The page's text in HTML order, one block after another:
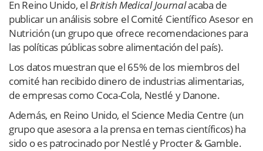
En Reino Unido, elBritish Medical Journalacaba de
publicar un análisis sobre el Comité Científico Asesor en
Nutrición (un grupo que ofrece recomendaciones para
las políticas públicas sobre alimentación del país).
Los datos muestran que el 65% de los miembros del
comité han recibido dinero de industrias alimentarias,
de empresas como Coca-Cola, Nestlé y Danone.
Además, en Reino Unido, el Science Media Centre (un
grupo que asesora a la prensa en temas científicos) ha
sido o es patrocinado por Nestlé y Procter & Gamble.